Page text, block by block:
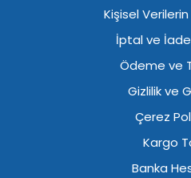
Kişisel
İptal ve İade
Ödeme ve
Gizlilik ve
Çerez
Kargo
Banka